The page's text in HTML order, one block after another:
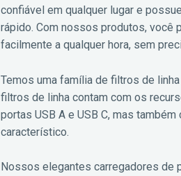
confiável em qualquer lugar e
rápido. Com nossos produtos, você
facilmente a qualquer hora, sem
Temos uma família de filtros de
filtros de linha contam com os
portas USB A e USB C, mas
característico.
Nossos elegantes carregadores de